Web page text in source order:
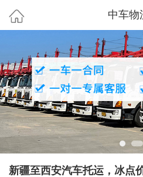
中车物
新疆至西安汽车托运，冰点